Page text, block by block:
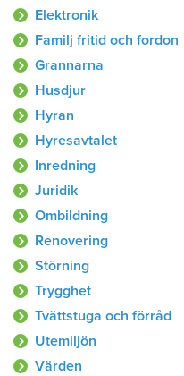
Elektronik
Familj fritid och fordon
Grannarna
Husdjur
Hyran
Hyresavtalet
Inredning
Juridik
Ombildning
Renovering
Störning
Trygghet
Tvättstuga och förråd
Utemiljön
Värden